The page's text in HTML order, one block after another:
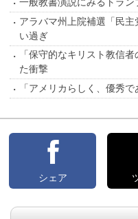
アラバマ州上院補選「民
い過ぎ
「保守的なキリスト教信
た衝撃
「アメリカらしく、優秀
シェア